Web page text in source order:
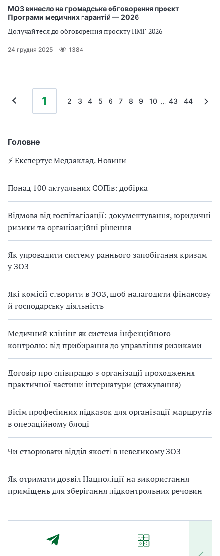
Головне
⚡️ Експертус Медзаклад. Новини
Понад 100 актуальних СОПів: добірка
Відмова від госпіталізації: документування, юридичні
ризики та організаційні рішення
Як упровадити систему раннього запобігання кризам
у ЗОЗ
Які комісії створити в ЗОЗ, щоб налагодити фінансову
й господарську діяльність
Медичний клінінг як система інфекційного
контролю: від прибирання до управління ризиками
Договір про співпрацю з організації проходження
практичної частини інтернатури (стажування)
Вісім професійних підказок для організації маршрутів
в операційному блоці
Чи створювати відділ якості в невеликому ЗОЗ
Як отримати дозвіл Нацполіції на використання
приміщень для зберігання підконтрольних речовин
МОЗ винесло на громадське обговорення проєкт
Програми медичних гарантій — 2026
Долучайтеся до обговорення проєкту ПМГ-2026
24 грудня 2025 1384
1 2 3 4 5 6 7 8 9 10 ... 43 44